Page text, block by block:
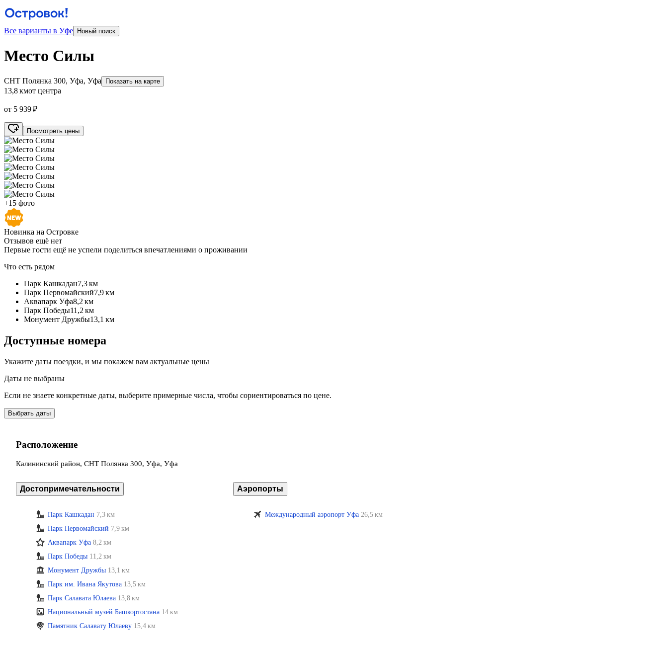
Все варианты в Уфе Новый поиск
Место Силы
СНТ Полянка 300, Уфа, Уфа Показать на карте
13,8 кмот центра
от 5 939 ₽
Посмотреть цены
+15 фото
Новинка на Островке
Отзывов ещё нет
Первые гости ещё не успели поделиться впечатлениями о проживании
Что есть рядом
Парк Кашкадан7,3 км
Парк Первомайский7,9 км
Аквапарк Уфа8,2 км
Парк Победы11,2 км
Монумент Дружбы13,1 км
Доступные номера
Укажите даты поездки, и мы покажем вам актуальные цены
Даты не выбраны
Если не знаете конкретные даты, выберите примерные числа, чтобы сориентироваться по цене.
Выбрать даты
Расположение
Калининский район, СНТ Полянка 300, Уфа, Уфа
Достопримечательности
Парк Кашкадан 7,3 км
Парк Первомайский 7,9 км
Аквапарк Уфа 8,2 км
Парк Победы 11,2 км
Монумент Дружбы 13,1 км
Парк им. Ивана Якутова 13,5 км
Парк Салавата Юлаева 13,8 км
Национальный музей Башкортостана 14 км
Памятник Салавату Юлаеву 15,4 км
Аэропорты
Международный аэропорт Уфа 26,5 км